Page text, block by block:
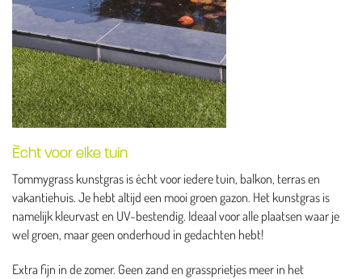
Ècht voor elke tuin
Tommygrass kunstgras is ècht voor iedere tuin, balkon, terras en
vakantiehuis. Je hebt altijd een mooi groen gazon. Het kunstgras is
namelijk kleurvast en UV-bestendig. Ideaal voor alle plaatsen waar je
wel groen, maar geen onderhoud in gedachten hebt!
Extra fijn in de zomer. Geen zand en grassprietjes meer in het